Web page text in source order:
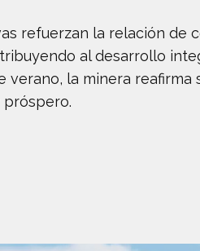
refuerzan la relación de
al desarrollo
verano, la minera